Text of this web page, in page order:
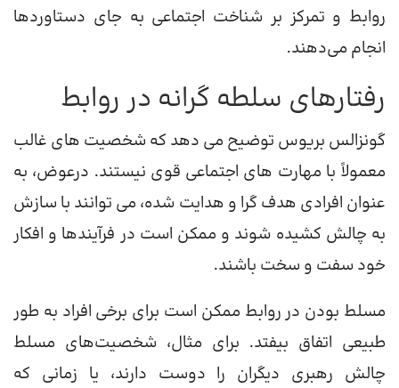
روابط و تمرکز بر شناخت اجتماعی به جای دستاوردها
انجام می‌دهند.
رفتارهای سلطه گرانه در روابط
گونزالس بریوس توضیح می دهد که شخصیت های غالب
معمولاً با مهارت های اجتماعی قوی نیستند. درعوض، به
عنوان افرادی هدف گرا و هدایت شده، می توانند با سازش
به چالش کشیده شوند و ممکن است در فرآیندها و افکار
خود سفت و سخت باشند.
مسلط بودن در روابط ممکن است برای برخی افراد به طور
طبیعی اتفاق بیفتد. برای مثال، شخصیت‌های مسلط
چالش رهبری دیگران را دوست دارند، یا زمانی که